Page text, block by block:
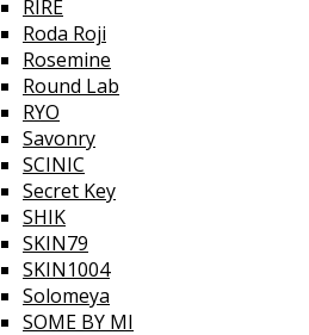
RIRE
Roda Roji
Rosemine
Round Lab
RYO
Savonry
SCINIC
Secret Key
SHIK
SKIN79
SKIN1004
Solomeya
SOME BY MI